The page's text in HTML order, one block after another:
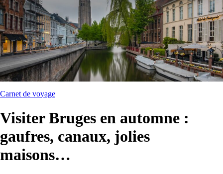
Carnet de voyage
Visiter Bruges en automne :
gaufres, canaux, jolies
maisons…